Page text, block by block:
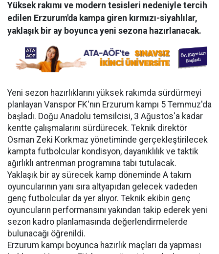
Yüksek rakımı ve modern tesisleri nedeniyle tercih
edilen Erzurum'da kampa giren kırmızı-siyahlılar,
yaklaşık bir ay boyunca yeni sezona hazırlanacak.
Yeni sezon hazırlıklarını yüksek rakımda sürdürmeyi
planlayan Vanspor FK'nın Erzurum kampı 5 Temmuz'da
başladı. Doğu Anadolu temsilcisi, 3 Ağustos'a kadar
kentte çalışmalarını sürdürecek. Teknik direktör
Osman Zeki Korkmaz yönetiminde gerçekleştirilecek
kampta futbolcular kondisyon, dayanıklılık ve taktik
ağırlıklı antrenman programına tabi tutulacak.
Yaklaşık bir ay sürecek kamp döneminde A takım
oyuncularının yanı sıra altyapıdan gelecek vadeden
genç futbolcular da yer alıyor. Teknik ekibin genç
oyuncuların performansını yakından takip ederek yeni
sezon kadro planlamasında değerlendirmelerde
bulunacağı öğrenildi.
Erzurum kampı boyunca hazırlık maçları da yapması